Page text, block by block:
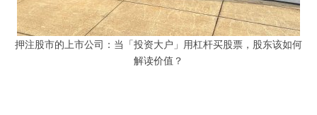
押注股市的上市公司：当「投资大户」用杠杆买股票，股东该如何
解读价值？